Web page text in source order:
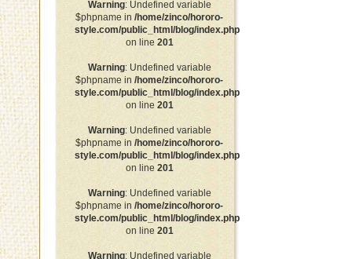
Warning: Undefined variable
$phpname in /home/zinco/hororo-
style.com/public_html/blog/index.php
on line 201
Warning: Undefined variable
$phpname in /home/zinco/hororo-
style.com/public_html/blog/index.php
on line 201
Warning: Undefined variable
$phpname in /home/zinco/hororo-
style.com/public_html/blog/index.php
on line 201
Warning: Undefined variable
$phpname in /home/zinco/hororo-
style.com/public_html/blog/index.php
on line 201
Warning: Undefined variable